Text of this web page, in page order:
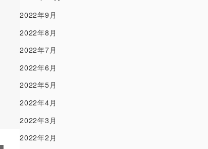
2022年9月
2022年8月
2022年7月
2022年6月
2022年5月
2022年4月
2022年3月
2022年2月